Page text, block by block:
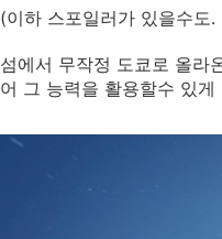
(이하 스포일러가 있을수도
섬에서 무작정 도쿄로 올라
어 그 능력을 활용할수 있